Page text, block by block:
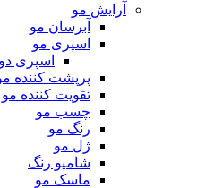
آرایش مو
آبرسان مو
اسپری مو
اسپری
پرپشت کننده
تقویت کننده مو
چسب مو
رنگ مو
ژل مو
شامپو رنگ
ماسک مو